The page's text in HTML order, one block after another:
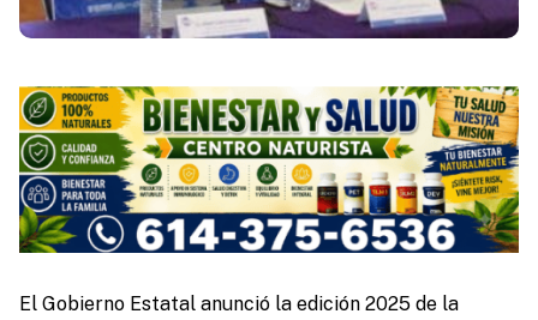
El Gobierno Estatal anunció la edición 2025 de la